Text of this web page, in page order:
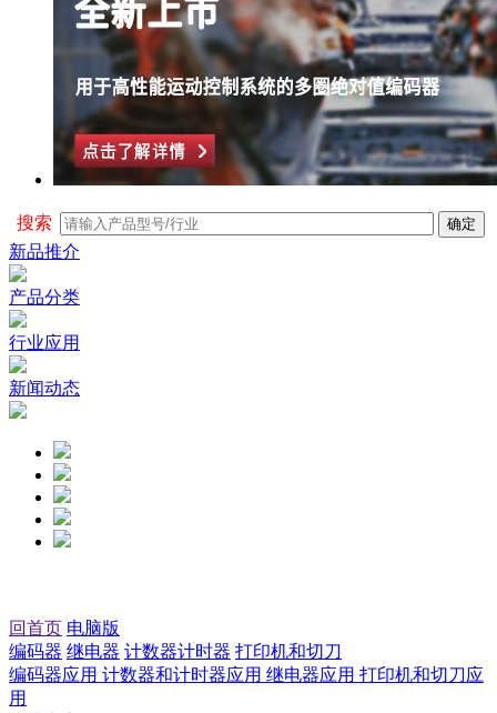
搜索
新品推介
产品分类
行业应用
新闻动态
回首页 电脑版
编码器 继电器 计数器计时器 打印机和切刀
编码器应用 计数器和计时器应用 继电器应用 打印机和切刀应
用